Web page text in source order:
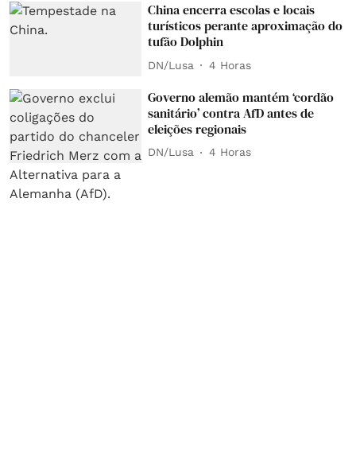
China encerra escolas e locais
turísticos perante aproximação do
tufão Dolphin
DN/Lusa 4 Horas
Governo alemão mantém ‘cordão
sanitário’ contra AfD antes de
eleições regionais
DN/Lusa 4 Horas